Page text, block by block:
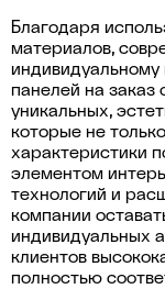
Благодаря
материалов,
индивидуальному
панелей на заказ
уникальных,
которые не
характеристики
элементом
технологий и
компании
индивидуальных
клиентов
полностью
Урны для